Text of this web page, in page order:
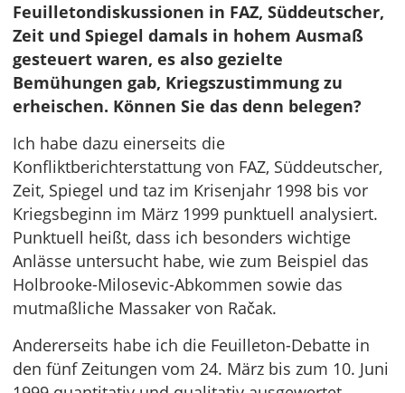
Feuilletondiskussionen in FAZ, Süddeutscher,
Zeit und Spiegel damals in hohem Ausmaß
gesteuert waren, es also gezielte
Bemühungen gab, Kriegszustimmung zu
erheischen. Können Sie das denn belegen?
Ich habe dazu einerseits die
Konfliktberichterstattung von FAZ, Süddeutscher,
Zeit, Spiegel und taz im Krisenjahr 1998 bis vor
Kriegsbeginn im März 1999 punktuell analysiert.
Punktuell heißt, dass ich besonders wichtige
Anlässe untersucht habe, wie zum Beispiel das
Holbrooke-Milosevic-Abkommen sowie das
mutmaßliche Massaker von Račak.
Andererseits habe ich die Feuilleton-Debatte in
den fünf Zeitungen vom 24. März bis zum 10. Juni